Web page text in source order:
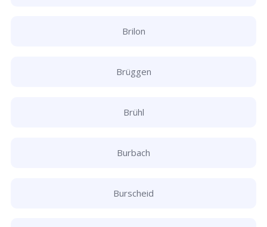
Brilon
Brüggen
Brühl
Burbach
Burscheid